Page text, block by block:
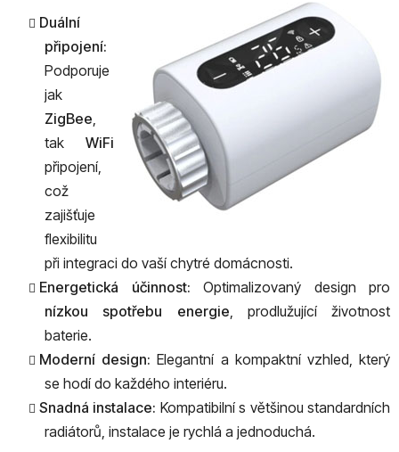
Duální
připojení:
Podporuje
jak
ZigBee,
tak WiFi
připojení,
což
zajišťuje
flexibilitu
při integraci do vaší chytré domácnosti.
Energetická účinnost: Optimalizovaný design pro
nízkou spotřebu energie, prodlužující životnost
baterie.
Moderní design: Elegantní a kompaktní vzhled, který
se hodí do každého interiéru.
Snadná instalace: Kompatibilní s většinou standardních
radiátorů, instalace je rychlá a jednoduchá.